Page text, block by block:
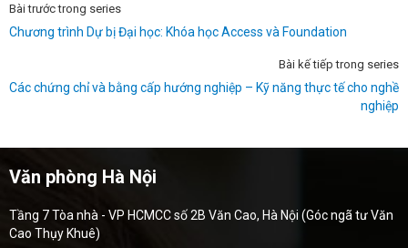
Bài trước trong series
Chương trình Dự bị Đại học: Khóa học Access và Foundation
Bài kế tiếp trong series
Các chứng chỉ và bằng cấp hướng nghiệp – Kỹ năng thực tế cho nghề
nghiệp
Văn phòng Hà Nội
Tầng 7 Tòa nhà - VP HCMCC số 2B Văn Cao, Hà Nội (Góc ngã tư Văn
Cao Thụy Khuê)